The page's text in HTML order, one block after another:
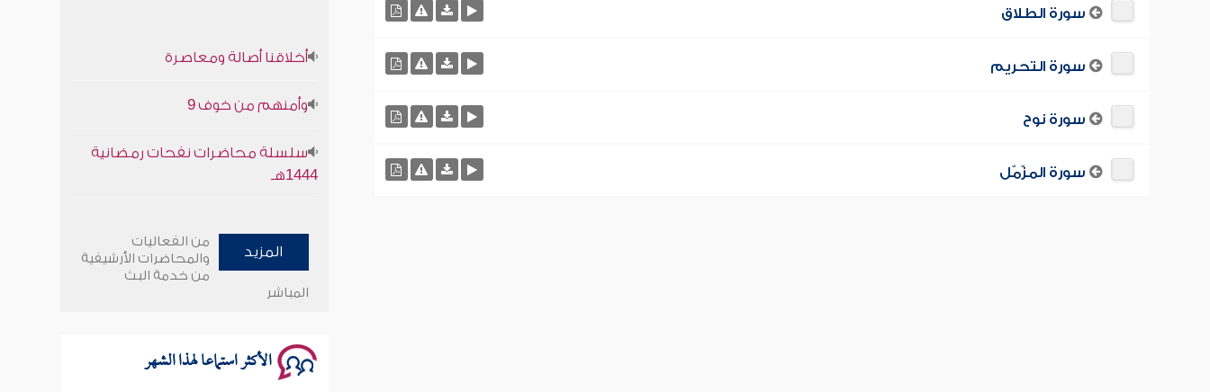
سورة الطلاق
سورة التحريم
سورة نوح
سورة المزّمّل
1444هـ
وأمنهم من خوف 9
المزيد
من الفعاليات
والمحاضرات الأرشيفية
من خدمة البث
المباشر
الأكثر استماعا لهذا الشهر